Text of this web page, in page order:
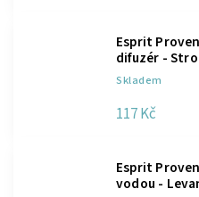
Esprit
difuzér -
Skladem
117 Kč
Esprit
vodou -